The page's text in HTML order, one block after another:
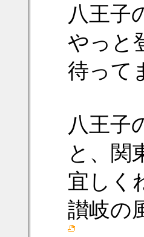
八王子
やっと
待って
八王子
と、関
宜しく
讃岐の